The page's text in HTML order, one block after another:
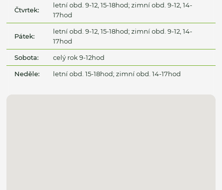
Čtvrtek:
letní obd. 9-12, 15-18hod; zimní obd. 9-12, 14-
17hod
Pátek:
letní obd. 9-12, 15-18hod; zimní obd. 9-12, 14-
17hod
Sobota: celý rok 9-12hod
Neděle: letní obd. 15-18hod; zimní obd. 14-17hod